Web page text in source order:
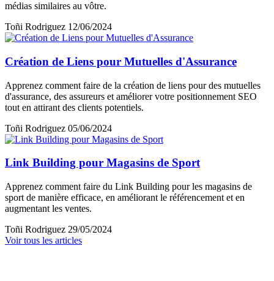
médias similaires au vôtre.
Toñi Rodriguez 12/06/2024
Création de Liens pour Mutuelles d'Assurance
Apprenez comment faire de la création de liens pour des mutuelles
d'assurance, des assureurs et améliorer votre positionnement SEO
tout en attirant des clients potentiels.
Toñi Rodriguez 05/06/2024
Link Building pour Magasins de Sport
Apprenez comment faire du Link Building pour les magasins de
sport de manière efficace, en améliorant le référencement et en
augmentant les ventes.
Toñi Rodriguez 29/05/2024
Voir tous les articles